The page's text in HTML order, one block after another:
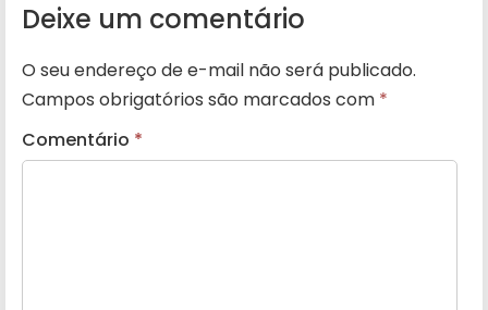
Deixe um comentário
O seu endereço de e-mail não será publicado.
Campos obrigatórios são marcados com *
Comentário *